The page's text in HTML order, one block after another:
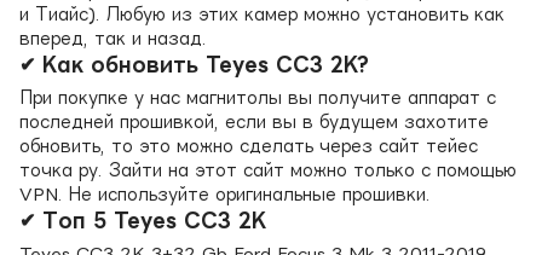
и Тиайс). Любую из этих камер можно установить как
вперед, так и назад.
✔ Как обновить Teyes CC3 2K?
При покупке у нас магнитолы вы получите аппарат с
последней прошивкой, если вы в будущем захотите
обновить, то это можно сделать через сайт тейес
точка ру. Зайти на этот сайт можно только с помощью
VPN. Не используйте оригинальные прошивки.
✔ Топ 5 Teyes CC3 2K